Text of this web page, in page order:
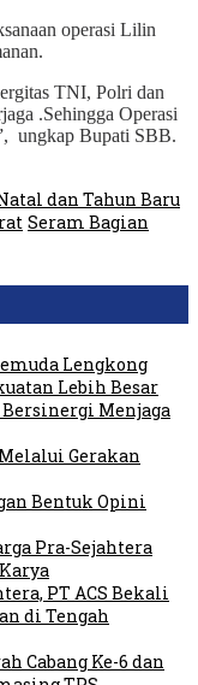
operasi Lilin
TNI, Polri dan
.Sehingga Operasi
ungkap Bupati SBB.
dan Tahun Baru
Seram Bagian
Lengkong
Lebih Besar
Menjaga
Gerakan
Bentuk Opini
Pra-Sejahtera
PT ACS Bekali
di Tengah
Cabang Ke-6 dan